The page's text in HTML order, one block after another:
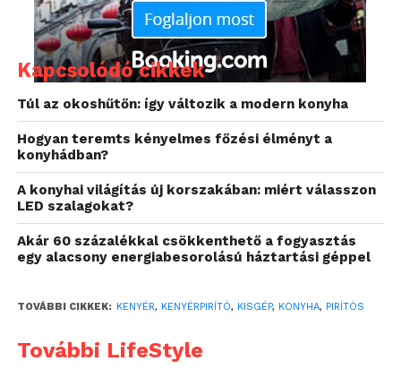
croissant is melegíthető a tetejükön.
A burkolat anyagát tekintve lehet műanyag, fém,
inox vagy nemesacél is, a fűtőszál pedig nikkel-
krómból készül, aminek nagy előnye, hogy nem
korrodálódik, nem rozsdásodik.
Az egyszerűbb tisztítás érdekében a legjobb
választás a kivehető morzsatálcás verzió,
praktikusabb, mint a feje tetejére állítani a gépet és
kirázni belőle a morzsákat.
Melegszendvics vacsorára?
Egy közös családi filmnézés közben, ha
ízletes, ropogós sült szendvicseket a szendvicssütő
Kapcsolódó cikkek
Túl az okoshűtőn: így változik a modern konyha
Hogyan teremts kényelmes főzési élményt a
konyhádban?
A konyhai világítás új korszakában: miért válasszon
LED szalagokat?
Akár 60 százalékkal csökkenthető a fogyasztás
egy alacsony energiabesorolású háztartási géppel
TOVÁBBI CIKKEK: KENYÉR, KENYÉRPIRÍTÓ, KISGÉP, KONYHA, PIRÍTÓS
További LifeStyle